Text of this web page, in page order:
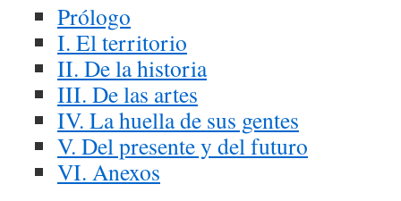
Prólogo
I. El territorio
II. De la historia
III. De las artes
IV. La huella de sus gentes
V. Del presente y del futuro
VI. Anexos